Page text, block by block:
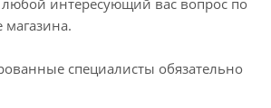
интересующий вас вопрос по
магазина.
специалисты обязательно